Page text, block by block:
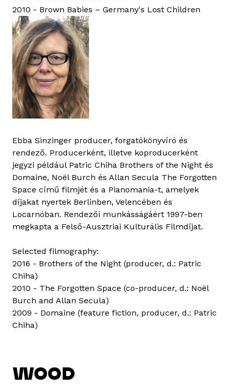
2010 - Brown Babies – Germany's Lost Children
Ebba Sinzinger producer, forgatókönyvíró és
rendező. Producerként, illetve koproducerként
jegyzi például Patric Chiha Brothers of the Night és
Domaine, Noël Burch és Allan Secula The Forgotten
Space című filmjét és a Pianomania-t, amelyek
díjakat nyertek Berlinben, Velencében és
Locarnóban. Rendezői munkásságáért 1997-ben
megkapta a Felső-Ausztriai Kulturális Filmdíjat.
Selected filmography:
2016 - Brothers of the Night (producer, d.: Patric
Chiha)
2010 - The Forgotten Space (co-producer, d.: Noël
Burch and Allan Secula)
2009 - Domaine (feature fiction, producer, d.: Patric
Chiha)
WOOD